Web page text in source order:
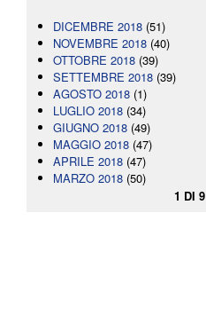
DICEMBRE 2018 (51)
NOVEMBRE 2018 (40)
OTTOBRE 2018 (39)
SETTEMBRE 2018 (39)
AGOSTO 2018 (1)
LUGLIO 2018 (34)
GIUGNO 2018 (49)
MAGGIO 2018 (47)
APRILE 2018 (47)
MARZO 2018 (50)
1 DI 9